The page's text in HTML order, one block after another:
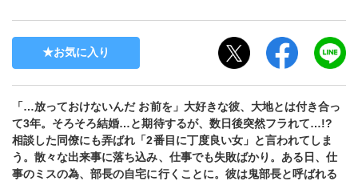
お気に入り
「…放っておけないんだ お前を」大好きな彼、大地とは付き合っ
て3年。そろそろ結婚…と期待するが、数日後突然フラれて…!?
相談した同僚にも弄ばれ「2番目に丁度良い女」と言われてしま
う。散々な出来事に落ち込み、仕事でも失敗ばかり。ある日、仕
事のミスの為、部長の自宅に行くことに。彼は鬼部長と呼ばれる